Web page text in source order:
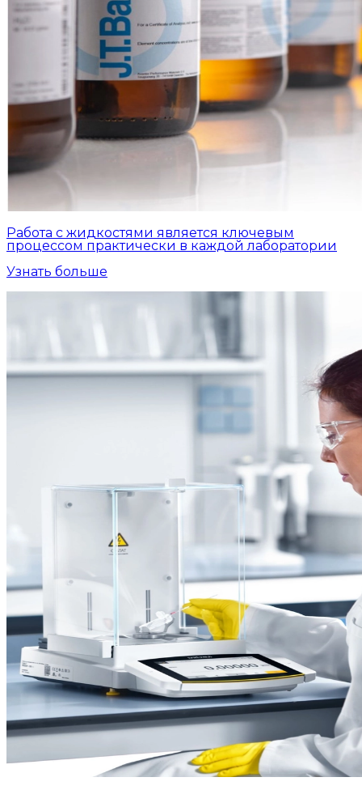
Работа с жидкостями является ключевым
процессом практически в каждой лаборатории
Узнать больше